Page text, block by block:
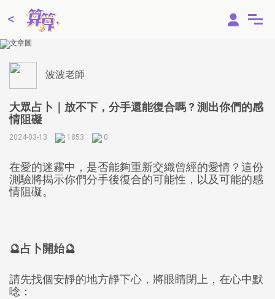
<
App
算算2VIP儲值
祈福點燈
四面佛點燈
命定戀愛指數
我的前世今生
理想情人
我有大富大貴之命?
優惠活動
波波老師
大眾占卜｜放不下，分手還能復合嗎 ? 測出你們的感
情阻礙
2024-03-13 1853 0
在愛的迷霧中，是否能夠重新交織曾經的愛情？這份
測驗將揭示你們分手後復合的可能性，以及可能的感
情阻礙。
🔮占卜開始🔮
請先找個安靜的地方靜下心，將眼睛閉上，在心中默
唸：